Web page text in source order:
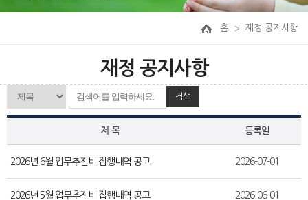
홈 재정 공지사항
재정 공지사항
검색
제 목 등록일
2026년 6월 업무추진비 집행내역 공고 2026-07-01
2026년 5월 업무추진비 집행내역 공고 2026-06-01